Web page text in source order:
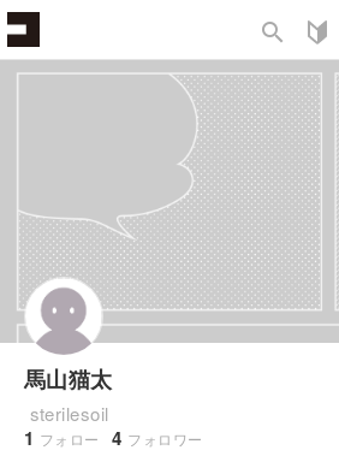
search
馬山猫太
sterilesoil
1 フォロー 4 フォロワー